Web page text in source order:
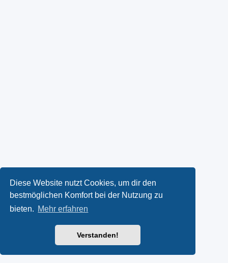
Diese Website nutzt Cookies, um dir den
bestmöglichen Komfort bei der Nutzung zu
bieten. Mehr erfahren
Verstanden!